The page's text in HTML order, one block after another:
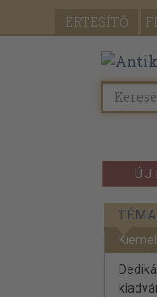
ÉRTESÍTŐ
ÚJ